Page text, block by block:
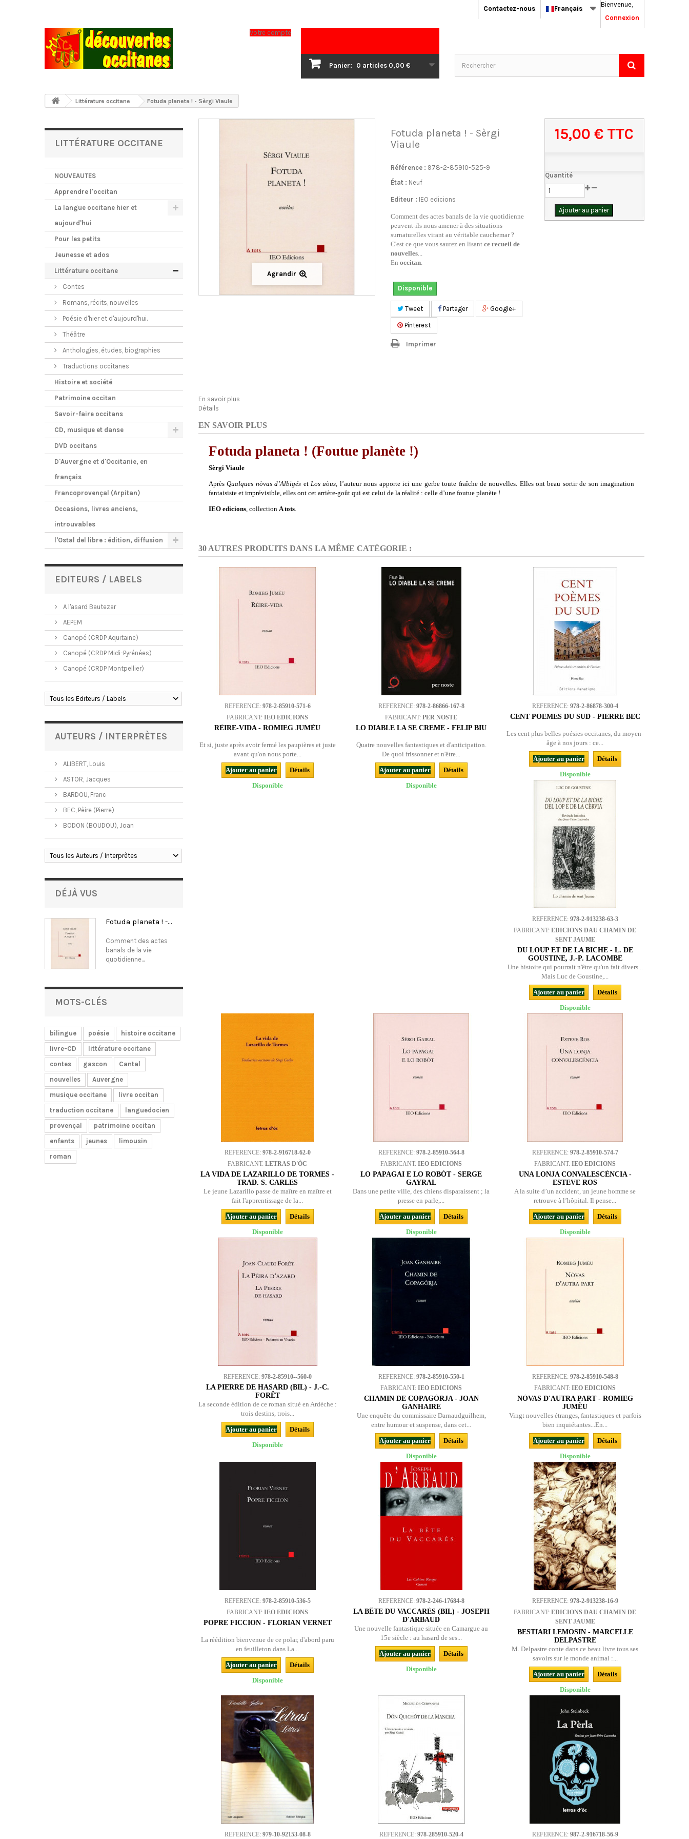
Bienvenue,
Connexion
Français
Contactez-nous
Panier: 0 articles 0,00 €
Votre compte
Littérature occitane Fotuda planeta ! - Sèrgi Viaule
LITTÉRATURE OCCITANE
NOUVEAUTES
Apprendre l'occitan
La langue occitane hier et
aujourd'hui
Pour les petits
Jeunesse et ados
Littérature occitane
Contes
Romans, récits, nouvelles
Poésie d'hier et d'aujourd'hui.
Théâtre
Anthologies, études, biographies
Traductions occitanes
Histoire et société
Patrimoine occitan
Savoir-faire occitans
CD, musique et danse
DVD occitans
D'Auvergne et d'Occitanie, en
français
Francoprovençal (Arpitan)
Occasions, livres anciens,
introuvables
l'Ostal del libre : édition, diffusion
EDITEURS / LABELS
A l'asard Bautezar
AEPEM
Canopé (CRDP Aquitaine)
Canopé (CRDP Midi-Pyrénées)
Canopé (CRDP Montpellier)
Tous les Editeurs / Labels
AUTEURS / INTERPRÈTES
ALIBERT, Louis
ASTOR, Jacques
BARDOU, Franc
BEC, Pèire (Pierre)
BODON (BOUDOU), Joan
Tous les Auteurs / Interprètes
DÉJÀ VUS
Fotuda planeta ! -...
Comment des actes
banals de la vie
quotidienne...
MOTS-CLÉS
bilingue poésie
histoire occitane
livre-CD
littérature occitane
contes
gascon
Cantal
nouvelles
Auvergne
musique occitane
livre occitan
traduction occitane
languedocien
provençal
patrimoine occitan
enfants
jeunes
limousin
roman
Agrandir
Fotuda planeta ! - Sèrgi
Viaule
Référence : 978-2-85910-525-9
État : Neuf
Editeur : IEO edicions
Comment des actes banals de la vie quotidienne
peuvent-ils nous amener à des situations
surnaturelles virant au véritable cauchemar ?
C'est ce que vous saurez en lisant ce recueil de
nouvelles...
En occitan.
Disponible
Tweet Partager Google+
Pinterest
Imprimer
15,00 €TTC
Quantité
Ajouter au panier
En savoir plus
Détails
EN SAVOIR PLUS
Fotuda planeta ! (Foutue planète !)
Sèrgi Viaule
AprèsQualques nòvas d’Albigés et Los uòus, l’auteur nous apporte ici une gerbe toute fraîche de nouvelles. Elles ont beau sortir de son imagination
fantaisiste et imprévisible, elles ont cet arrière-goût qui est celui de la réalité : celle d’une foutue planète !
IEO edicions, collection A tots.
30 AUTRES PRODUITS DANS LA MÊME CATÉGORIE :
REFERENCE: 978-2-85910-571-6
FABRICANT:IEO EDICIONS
RÈIRE-VIDA - ROMIEG JUMÈU
Et si, juste après avoir fermé les paupières et juste
avant qu'on nous porte...
Ajouter au panier
Détails
Disponible
REFERENCE: 978-2-86866-167-8
FABRICANT:PER NOSTE
LO DIABLE LA SE CREME - FELIP BIU
Quatre nouvelles fantastiques et d'anticipation.
De quoi frissonner et n'être...
Ajouter au panier
Détails
Disponible
REFERENCE: 978-2-86878-300-4
CENT POÈMES DU SUD - PIERRE BEC
Les cent plus belles poésies occitanes, du moyen-
âge à nos jours : ce...
Ajouter au panier
Détails
Disponible
REFERENCE: 978-2-913238-63-3
FABRICANT:EDICIONS DAU CHAMIN DE
SENT JAUME
DU LOUP ET DE LA BICHE - L. DE
GOUSTINE, J.-P. LACOMBE
Une histoire qui pourrait n'être qu'un fait divers...
Mais Luc de Goustine,...
Ajouter au panier
Détails
Disponible
REFERENCE: 978-2-916718-62-0
FABRICANT:LETRAS D'ÒC
LA VIDA DE LAZARILLO DE TORMES -
TRAD. S. CARLES
Le jeune Lazarillo passe de maître en maître et
fait l'apprentissage de la...
Ajouter au panier
Détails
Disponible
REFERENCE: 978-2-85910-564-8
FABRICANT:IEO EDICIONS
LO PAPAGAI E LO ROBÒT - SERGE
GAYRAL
Dans une petite ville, des chiens disparaissent ; la
presse en parle,...
Ajouter au panier
Détails
Disponible
REFERENCE: 978-2-85910-574-7
FABRICANT:IEO EDICIONS
UNA LONJA CONVALESCÉNCIA -
ESTEVE ROS
A la suite d’un accident, un jeune homme se
retrouve à l’hôpital. Il pense...
Ajouter au panier
Détails
Disponible
REFERENCE: 978-2-85910--560-0
LA PIERRE DE HASARD (BIL) - J.-C.
FORÊT
La seconde édition de ce roman situé en Ardèche :
trois destins, trois...
Ajouter au panier
Détails
Disponible
REFERENCE: 978-2-85910-550-1
FABRICANT:IEO EDICIONS
CHAMIN DE COPAGÒRJA - JOAN
GANHAIRE
Une enquête du commissaire Darnaudguilhem,
entre humour et suspense, dans cet...
Ajouter au panier
Détails
Disponible
REFERENCE: 978-2-85910-548-8
FABRICANT:IEO EDICIONS
NÒVAS D'AUTRA PART - ROMIEG
JUMÈU
Vingt nouvelles étranges, fantastiques et parfois
bien inquiétantes...En...
Ajouter au panier
Détails
Disponible
REFERENCE: 978-2-85910-536-5
FABRICANT:IEO EDICIONS
POPRE FICCION - FLORIAN VERNET
La réédition bienvenue de ce polar, d'abord paru
en feuilleton dans La...
Ajouter au panier
Détails
Disponible
REFERENCE: 978-2-246-17684-8
LA BÊTE DU VACCARÈS (BIL) - JOSEPH
D'ARBAUD
Une nouvelle fantastique située en Camargue au
15e siècle : au hasard de ses...
Ajouter au panier
Détails
Disponible
REFERENCE: 978-2-913238-16-9
FABRICANT:EDICIONS DAU CHAMIN DE
SENT JAUME
BESTIARI LEMOSIN - MARCELLE
DELPASTRE
M. Delpastre conte dans ce beau livre tous ses
savoirs sur le monde animal :...
Ajouter au panier
Détails
Disponible
REFERENCE: 979-10-92153-08-8 REFERENCE: 978-285910-520-4 REFERENCE: 987-2-916718-56-9